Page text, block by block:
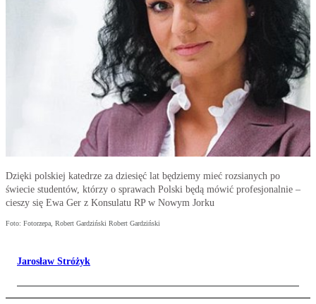
Dzięki polskiej katedrze za dziesięć lat będziemy mieć rozsianych po
świecie studentów, którzy o sprawach Polski będą mówić profesjonalnie –
cieszy się Ewa Ger z Konsulatu RP w Nowym Jorku
Foto: Fotorzepa, Robert Gardziński Robert Gardziński
Jarosław Stróżyk